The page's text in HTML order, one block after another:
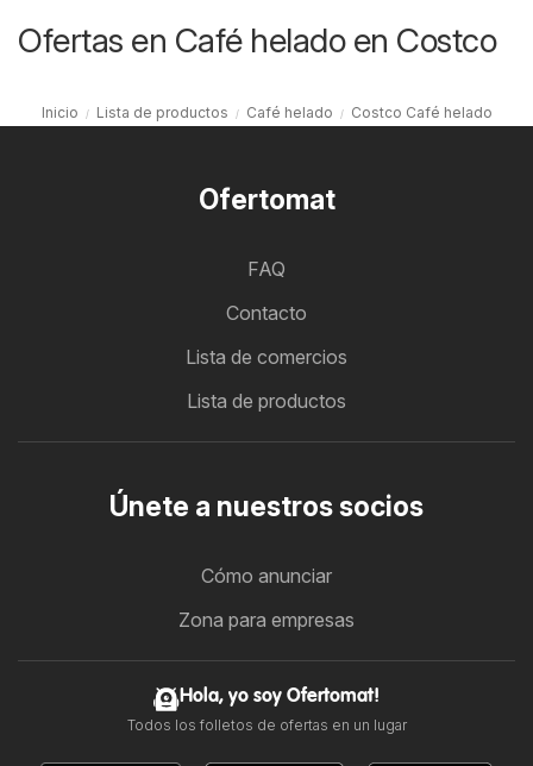
Ofertas en Café helado en Costco
Inicio Lista de productos Café helado Costco Café helado
Ofertomat
FAQ
Contacto
Lista de comercios
Lista de productos
Únete a nuestros socios
Cómo anunciar
Zona para empresas
Hola, yo soy Ofertomat!
Todos los folletos de ofertas en un lugar